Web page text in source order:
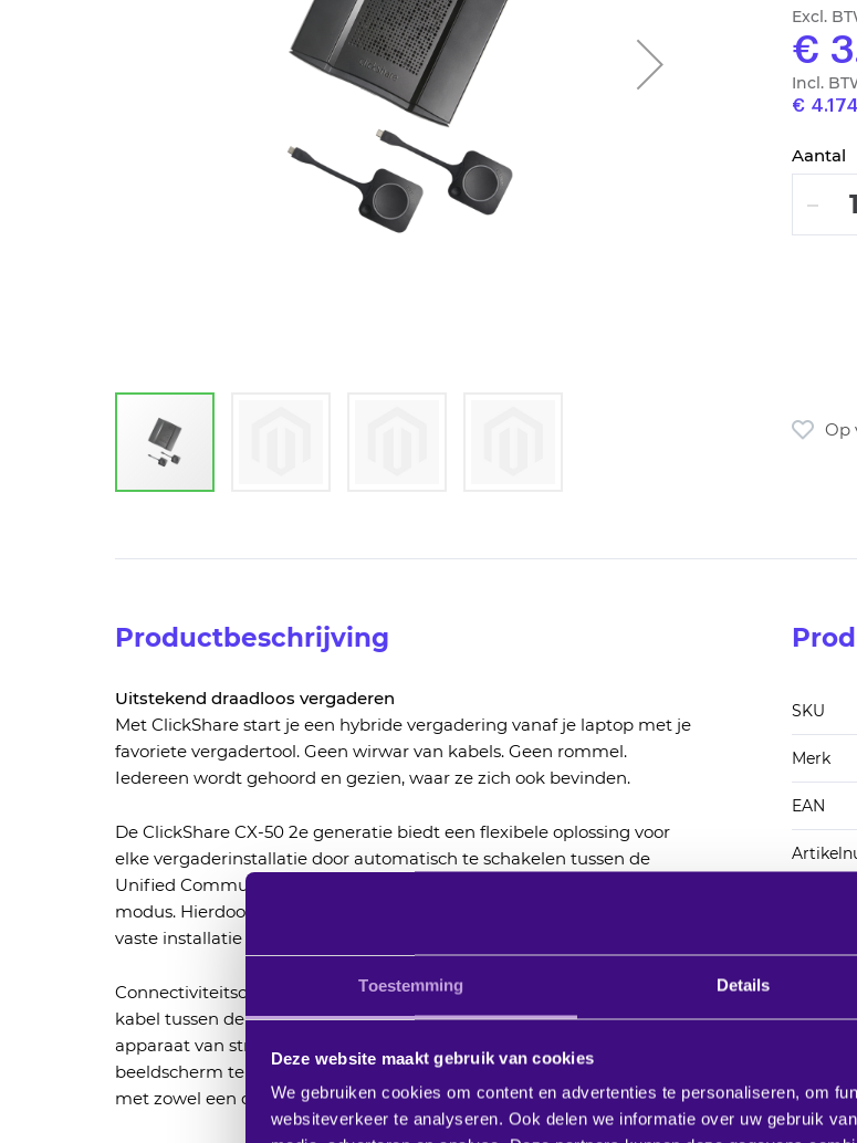
Toestemming Details
Deze website maakt gebruik van cookies
We gebruiken cookies om content en advertenties te personaliseren, om
websiteverkeer te analyseren. Ook delen we informatie over uw gebruik
van
afbeeldingen-
gallerij
Excl.
€
Incl.
€
Aantal
Op
Productbeschrijving
Uitstekend draadloos vergaderen
Met ClickShare start je een hybride vergadering vanaf je laptop met je
favoriete vergadertool. Geen wirwar van kabels. Geen rommel.
Iedereen wordt gehoord en gezien, waar ze zich ook bevinden.
De ClickShare CX-50 2e generatie biedt een flexibele oplossing voor
elke vergaderinstallatie door automatisch te schakelen tussen de
Unified Communications-modus en de Bring Your Own Meeting-
modus. Hierdoor kunnen gebruikers eenvoudig schakelen tussen de
vaste installatie en andere videoconferencingoplossingen.
Connectiviteitsopties zijn vereenvoudigd, met een enkele USB-C-
kabel tussen de base unit en het beeldscherm in de kamer om het
apparaat van stroom te voorzien en video-uitvoer naar het
beeldscherm te sturen. IT-managers kunnen voldoen aan regelgeving
met zowel een draadloos als een bekabeld alternatief.
SKU
Merk
EAN